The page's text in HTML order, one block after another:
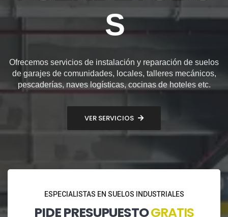
S
Ofrecemos servicios de instalación y reparación de suelos
de garajes de comunidades, locales, talleres mecánicos,
pescaderías, naves logísticas, cocinas de hoteles etc.
VER SERVICIOS
ESPECIALISTAS EN SUELOS INDUSTRIALES
PIDE PRESUPUESTOGRATIS